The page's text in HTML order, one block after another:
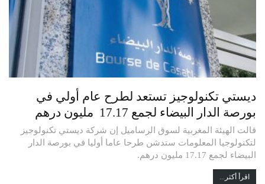
ديستي تكنولوجيز تستعد لطرح عام أولي في
بورصة الدار البيضاء لجمع 17.17 مليون درهم
قالت الهيئة المغربية لسوق الرساميل إن شركة ديستي تكنولوجيز
لتكنولوجيا المعلومات ستدشن طرحا عاما أوليا في بورصة الدار
البيضاء لجمع 17.17 مليون درهم.
اقرأ أكثر...